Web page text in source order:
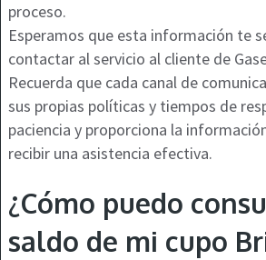
proceso.
Esperamos que esta información te
contactar al servicio al cliente de
Recuerda que cada canal de
sus propias políticas y tiempos de
paciencia y proporciona la
recibir una asistencia efectiva.
¿Cómo puedo
saldo de mi cupo